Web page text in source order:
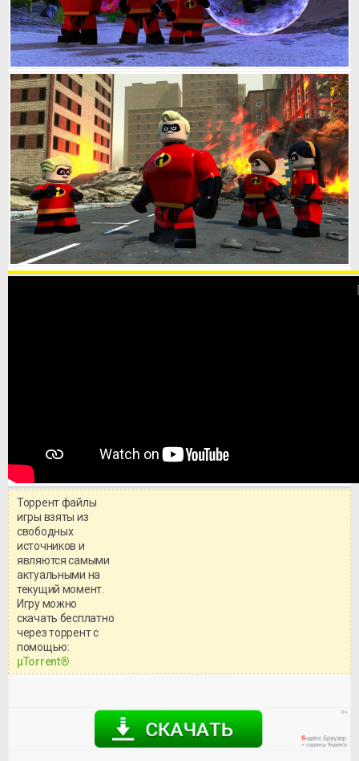
системными требованиями и
Торрент файлы
игры взяты из
свободных
источников и
являются самыми
актуальными на
текущий момент.
Игру можно
скачать бесплатно
через торрент с
помощью:
μTorrent®